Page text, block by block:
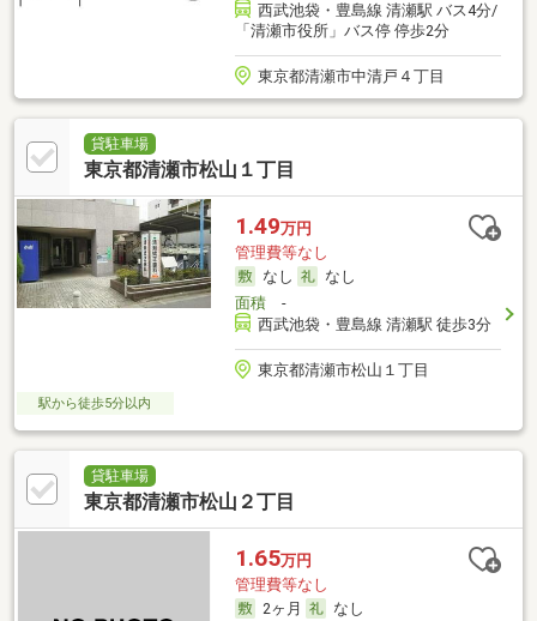
西武池袋・豊島線 清瀬駅 バス4分/
「清瀬市役所」バス停 停歩2分
東京都清瀬市中清戸４丁目
貸駐車場
東京都清瀬市松山１丁目
1.49万円
管理費等なし
なし
なし
面積-
西武池袋・豊島線 清瀬駅 徒歩3分
東京都清瀬市松山１丁目
駅から徒歩5分以内
貸駐車場
東京都清瀬市松山２丁目
1.65万円
管理費等なし
2ヶ月
なし